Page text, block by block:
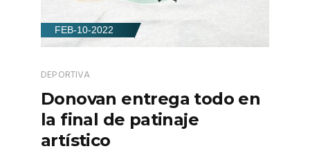
FEB-10-2022
DEPORTIVA
Donovan entrega todo en
la final de patinaje
artístico